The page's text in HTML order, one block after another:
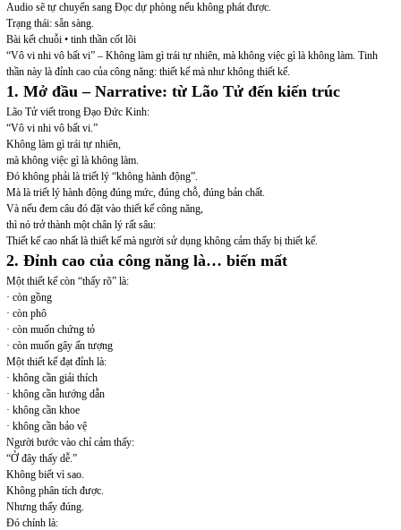
Audio sẽ tự chuyển sang Đọc dự phòng nếu không phát được.
Trạng thái: sẵn sàng.
Bài kết chuỗi • tinh thần cốt lõi
“Vô vi nhi vô bất vi” – Không làm gì trái tự nhiên, mà không việc gì là không làm. Tinh
thần này là đỉnh cao của công năng: thiết kế mà như không thiết kế.
1. Mở đầu – Narrative: từ Lão Tử đến kiến trúc
Lão Tử viết trong Đạo Đức Kinh:
“Vô vi nhi vô bất vi.”
Không làm gì trái tự nhiên,
mà không việc gì là không làm.
Đó không phải là triết lý “không hành động”.
Mà là triết lý hành động đúng mức, đúng chỗ, đúng bản chất.
Và nếu đem câu đó đặt vào thiết kế công năng,
thì nó trở thành một chân lý rất sâu:
Thiết kế cao nhất là thiết kế mà người sử dụng không cảm thấy bị thiết kế.
2. Đỉnh cao của công năng là… biến mất
Một thiết kế còn “thấy rõ” là:
· còn gồng
· còn phô
· còn muốn chứng tỏ
· còn muốn gây ấn tượng
Một thiết kế đạt đỉnh là:
· không cần giải thích
· không cần hướng dẫn
· không cần khoe
· không cần bảo vệ
Người bước vào chỉ cảm thấy:
“Ở đây thấy dễ.”
Không biết vì sao.
Không phân tích được.
Nhưng thấy đúng.
Đó chính là: